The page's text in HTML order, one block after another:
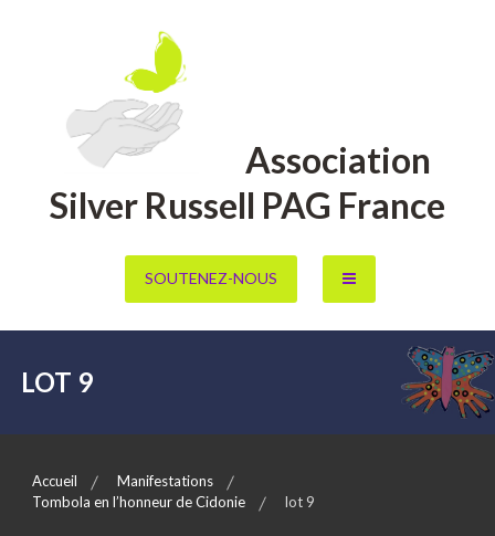
Association
Silver Russell PAG France
SOUTENEZ-NOUS
LOT 9
Accueil
Manifestations
Tombola en l’honneur de Cidonie
lot 9